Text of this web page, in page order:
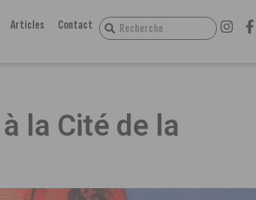
Articles Contact
la Cité de la